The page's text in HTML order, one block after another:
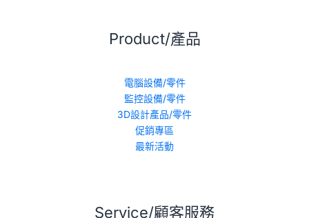
Product/產品
電腦設備/零件
監控設備/零件
3D設計產品/零件
促銷專區
最新活動
Service/顧客服務